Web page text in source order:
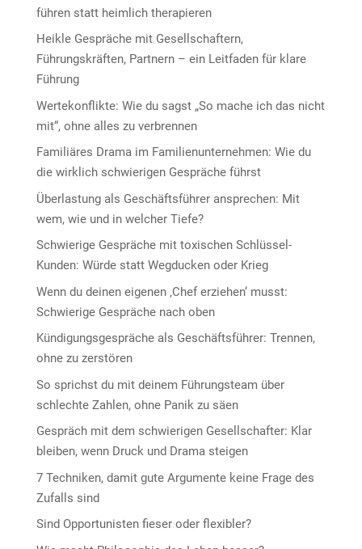
führen statt heimlich therapieren
Heikle Gespräche mit Gesellschaftern,
Führungskräften, Partnern – ein Leitfaden für klare
Führung
Wertekonflikte: Wie du sagst „So mache ich das nicht
mit“, ohne alles zu verbrennen
Familiäres Drama im Familienunternehmen: Wie du
die wirklich schwierigen Gespräche führst
Überlastung als Geschäftsführer ansprechen: Mit
wem, wie und in welcher Tiefe?
Schwierige Gespräche mit toxischen Schlüssel-
Kunden: Würde statt Wegducken oder Krieg
Wenn du deinen eigenen ‚Chef erziehen‘ musst:
Schwierige Gespräche nach oben
Kündigungsgespräche als Geschäftsführer: Trennen,
ohne zu zerstören
So sprichst du mit deinem Führungsteam über
schlechte Zahlen, ohne Panik zu säen
Gespräch mit dem schwierigen Gesellschafter: Klar
bleiben, wenn Druck und Drama steigen
7 Techniken, damit gute Argumente keine Frage des
Zufalls sind
Sind Opportunisten fieser oder flexibler?